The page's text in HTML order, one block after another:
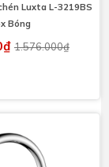
Luxta L-3219BS
Bóng
1.576.000₫